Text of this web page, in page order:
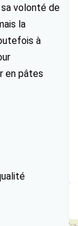
volonté de
la
à
en pâtes